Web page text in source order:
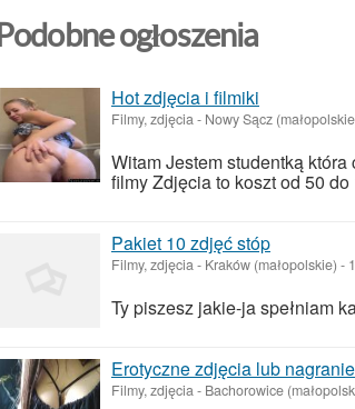
Podobne ogłoszenia
Hot zdjęcia i filmiki
Filmy, zdjęcia- Nowy Sącz
Witam Jestem studentką
filmy Zdjęcia to koszt od 50 do
Pakiet 10 zdjęć stóp
Filmy, zdjęcia- Kraków (małopolskie) -
Ty piszesz jakie-ja spełniam
Erotyczne zdjęcia lub nagranie
Filmy, zdjęcia- Bachorowice